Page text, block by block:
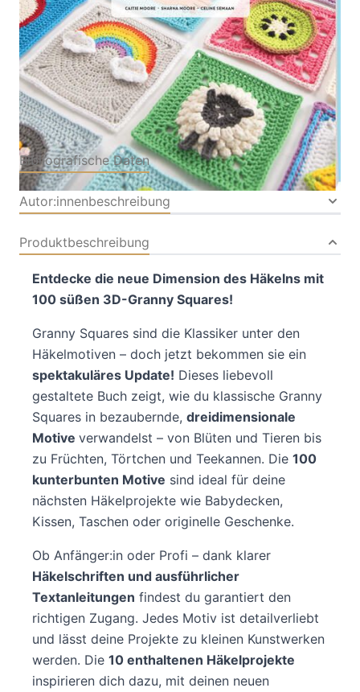
Verlag: frechverlag
GmbH
15.01.2026
Buch 128 Seiten
Softcover
ISBN: 978-3-
73587207-4
Bibliografische Daten
Autor:innenbeschreibung
Produktbeschreibung
Entdecke die neue Dimension des Häkelns mit
100 süßen 3D-Granny Squares!
Granny Squares sind die Klassiker unter den
Häkelmotiven – doch jetzt bekommen sie ein
spektakuläres Update! Dieses liebevoll
gestaltete Buch zeigt, wie du klassische Granny
Squares in bezaubernde, dreidimensionale
Motive verwandelst – von Blüten und Tieren bis
zu Früchten, Törtchen und Teekannen. Die 100
kunterbunten Motive sind ideal für deine
nächsten Häkelprojekte wie Babydecken,
Kissen, Taschen oder originelle Geschenke.
Ob Anfänger:in oder Profi – dank klarer
Häkelschriften und ausführlicher
Textanleitungen findest du garantiert den
richtigen Zugang. Jedes Motiv ist detailverliebt
und lässt deine Projekte zu kleinen Kunstwerken
werden. Die 10 enthaltenen Häkelprojekte
inspirieren dich dazu, mit deinen neuen